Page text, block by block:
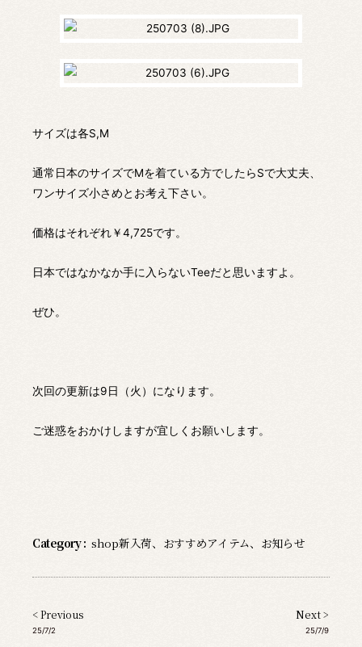
サイズは各S,M
通常日本のサイズでMを着ている方でしたらSで大丈夫、
ワンサイズ小さめとお考え下さい。
価格はそれぞれ￥4,725です。
日本ではなかなか手に入らないTeeだと思いますよ。
ぜひ。
次回の更新は9日（火）になります。
ご迷惑をおかけしますが宜しくお願いします。
Category : shop新入荷、 おすすめアイテム、 お知らせ
< Previous
25/7/2
Next >
25/7/9